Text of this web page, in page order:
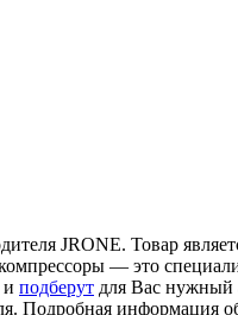
JRONE. Товар
— это
и подберут для Вас нужный
Подробная информация